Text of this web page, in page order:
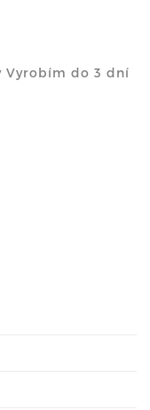
Vyrobím do 3 dní